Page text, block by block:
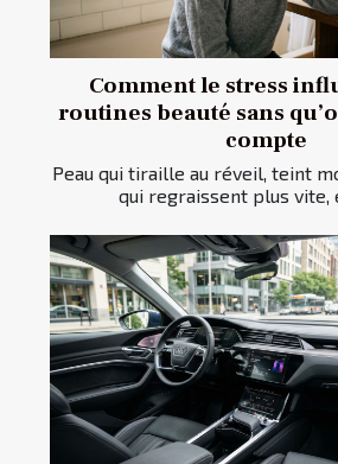
Comment le stress
routines beauté sans
compte
Peau qui tiraille au réveil, teint
qui regraissent plus vite,